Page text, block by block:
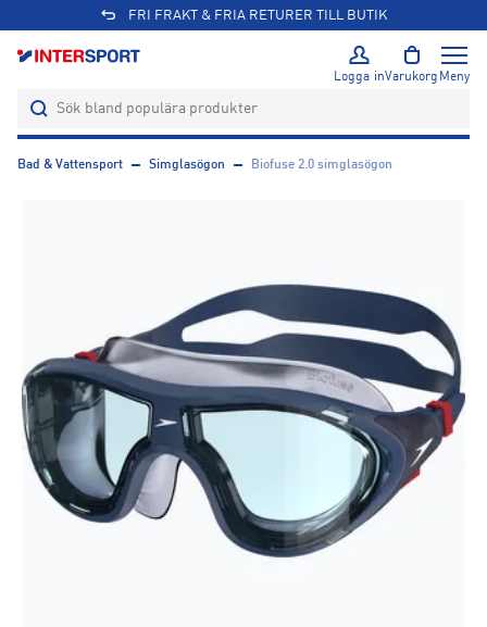
FRI FRAKT & FRIA RETURER TILL BUTIK
Logga inVarukorg Meny
Bad & Vattensport Simglasögon Biofuse 2.0 simglasögon